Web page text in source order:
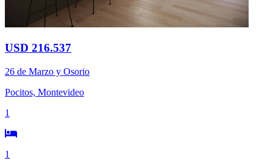
USD 216.537
26 de Marzo y Osorio
Pocitos, Montevideo
1
1